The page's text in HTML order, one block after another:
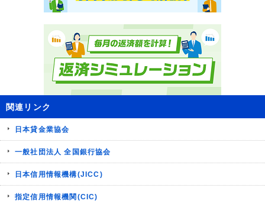
関連リンク
日本貸金業協会
一般社団法人 全国銀行協会
日本信用情報機構(JICC)
指定信用情報機関(CIC)